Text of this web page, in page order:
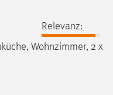
Relevanz:
Wohnzimmer, 2 x